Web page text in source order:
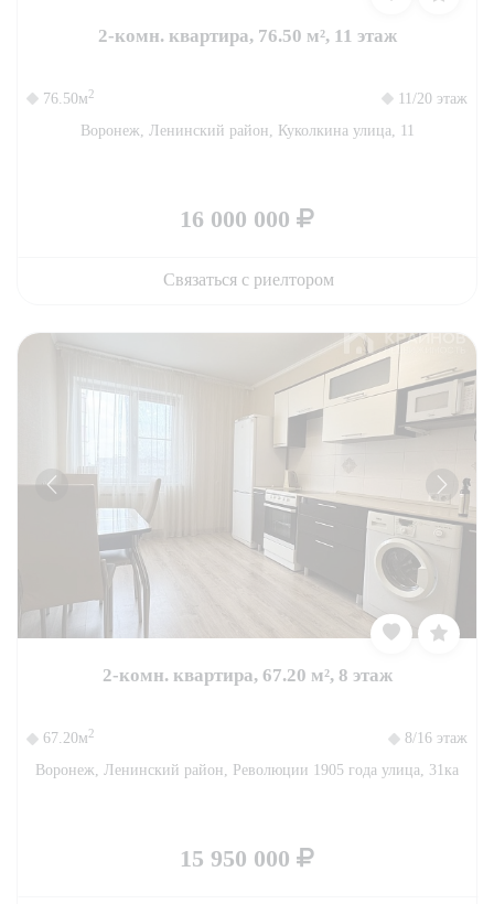
2-комн. квартира, 76.50 м², 11 этаж
76.50м2
11/20 этаж
Воронеж, Ленинский район, Куколкина улица, 11
16 000 000
Связаться с риелтором
2-комн. квартира, 67.20 м², 8 этаж
67.20м2
8/16 этаж
Воронеж, Ленинский район, Революции 1905 года улица, 31ка
15 950 000